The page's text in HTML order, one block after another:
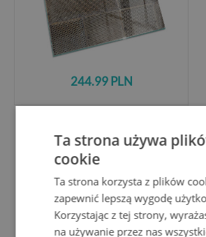
244.99 PLN
Panel kominkowy półowalny
Naturalny wzór jasnego drewna
Ta strona używa
cookie
Ta strona korzysta z plików
zapewnić lepszą wygodę
Korzystając z tej strony,
na używanie przez nas